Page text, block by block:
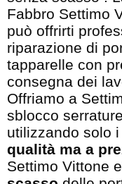
Fabbro Settimo
può offrirti
riparazione di
tapparelle con
consegna dei
Offriamo a
sblocco
utilizzando solo
qualità ma a
Settimo Vittone